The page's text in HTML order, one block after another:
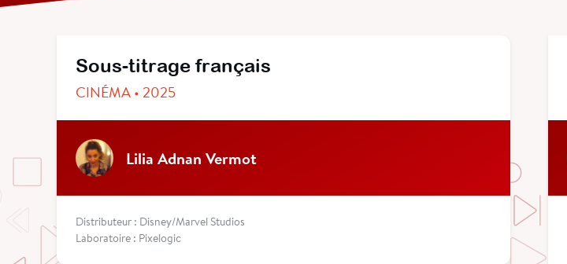
Sous-titrage français
CINÉMA • 2025
Lilia Adnan Vermot
Distributeur : Disney/Marvel Studios
Laboratoire : Pixelogic